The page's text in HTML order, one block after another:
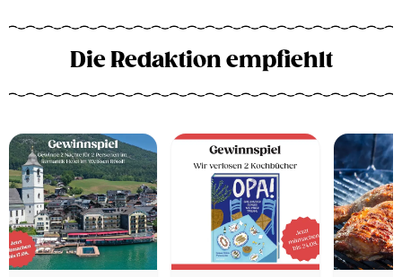
Die Redaktion empfiehlt